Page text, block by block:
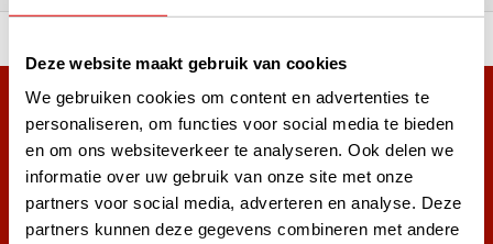
Deze website maakt gebruik van cookies
We gebruiken cookies om content en advertenties te
personaliseren, om functies voor social media te bieden
en om ons websiteverkeer te analyseren. Ook delen we
informatie over uw gebruik van onze site met onze
partners voor social media, adverteren en analyse. Deze
partners kunnen deze gegevens combineren met andere
Meer dan 38.000 klanten hebben zich al
aangemeld.
Word ook lid van de nieuwsbrief en mis nooit meer de beste
golf aanbiedingen!